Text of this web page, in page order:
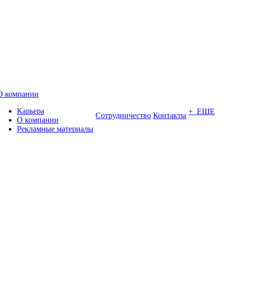
компании
Карьера
О компании
Рекламные материалы
Сотрудничество Контакты + ЕЩЕ